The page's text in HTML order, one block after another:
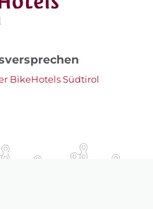
BikeHotels Südtirol